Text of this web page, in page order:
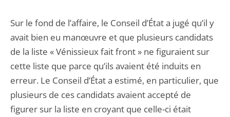
Sur le fond de l’affaire, le Conseil d’État a jugé qu’il y
avait bien eu manœuvre et que plusieurs candidats
de la liste « Vénissieux fait front » ne figuraient sur
cette liste que parce qu’ils avaient été induits en
erreur. Le Conseil d’État a estimé, en particulier, que
plusieurs de ces candidats avaient accepté de
figurer sur la liste en croyant que celle-ci était